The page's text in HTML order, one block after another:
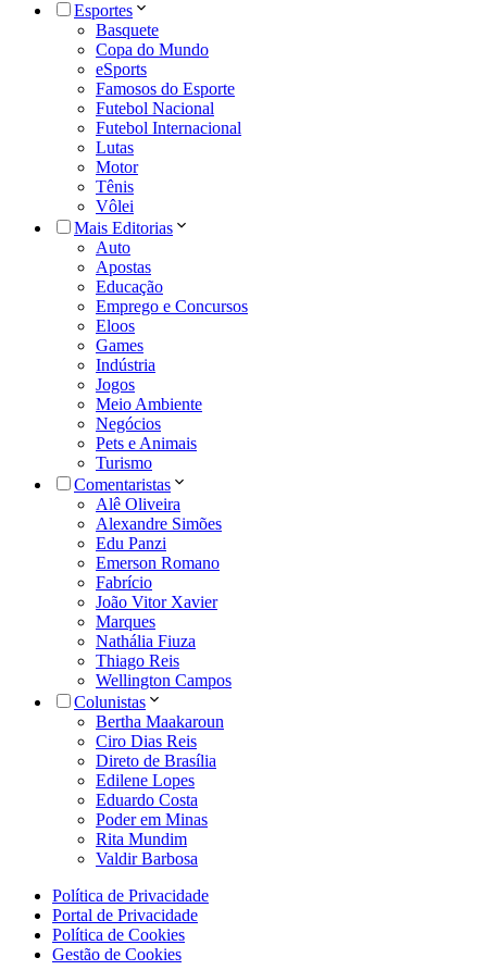
Esportes
Basquete
Copa do Mundo
eSports
Famosos do Esporte
Futebol Nacional
Futebol Internacional
Lutas
Motor
Tênis
Vôlei
Mais Editorias
Auto
Apostas
Educação
Emprego e Concursos
Eloos
Games
Indústria
Jogos
Meio Ambiente
Negócios
Pets e Animais
Turismo
Comentaristas
Alê Oliveira
Alexandre Simões
Edu Panzi
Emerson Romano
Fabrício
João Vitor Xavier
Marques
Nathália Fiuza
Thiago Reis
Wellington Campos
Colunistas
Bertha Maakaroun
Ciro Dias Reis
Direto de Brasília
Edilene Lopes
Eduardo Costa
Poder em Minas
Rita Mundim
Valdir Barbosa
Política de Privacidade
Portal de Privacidade
Política de Cookies
Gestão de Cookies